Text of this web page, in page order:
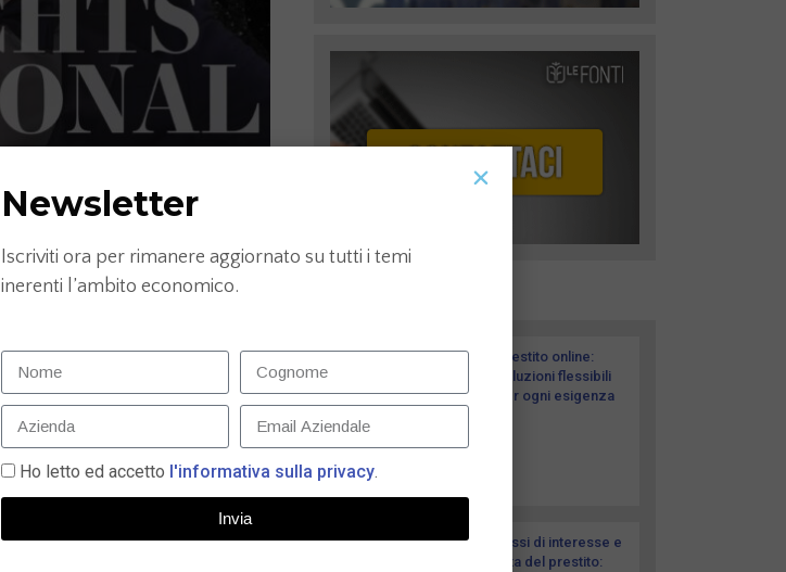
Prestito online:
soluzioni flessibili
per ogni esigenza
Tassi di interesse e
rata del prestito:
Newsletter
Iscriviti ora per rimanere aggiornato su tutti i temi
inerenti l’ambito economico.
Ho letto ed accetto l'informativa sulla privacy.
Invia